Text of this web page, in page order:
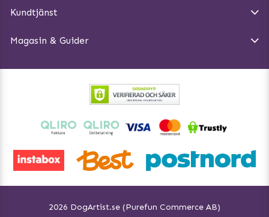
Kundtjänst
Ångra Köp
Magasin & Guider
Hundbäddar
2026 DogArtist.se (Purefun Commerce AB)